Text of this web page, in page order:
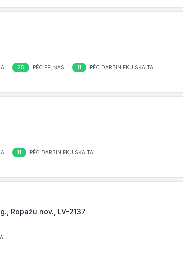
25 PĒC PEĻŅAS 11 PĒC DARBINIEKU SKAITA
11 PĒC DARBINIEKU SKAITA
Ropažu nov., LV-2137